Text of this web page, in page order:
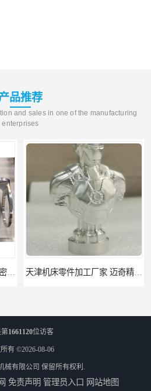
品推荐
and sales in one of the manufacturing
enterprises
1661120位访客
有 ©2026-08-06
械有限公司 保留所有权利.
免责声明 管理员入口 网站地图